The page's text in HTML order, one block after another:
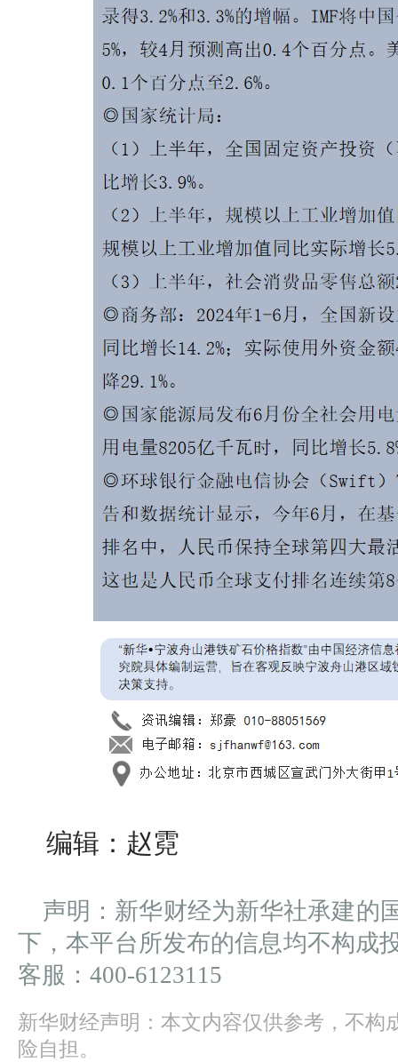
编辑：赵霓
声明：新华财经为新华社承建的
下，本平台所发布的信息均不构成
客服：400-6123115
新华财经声明：本文内容仅供参考，不构
险自担。